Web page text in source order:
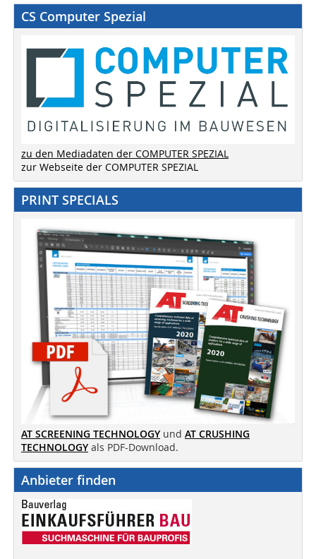
CS Computer Spezial
zu den Mediadaten der COMPUTER SPEZIAL
zur Webseite der COMPUTER SPEZIAL
PRINT SPECIALS
AT SCREENING TECHNOLOGY und AT CRUSHING
TECHNOLOGY als PDF-Download.
Anbieter finden